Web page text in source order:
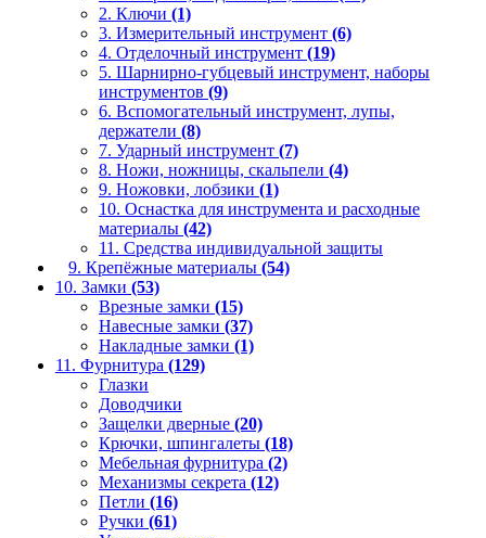
2. Ключи (1)
3. Измерительный инструмент (6)
4. Отделочный инструмент (19)
5. Шарнирно-губцевый инструмент, наборы
инструментов (9)
6. Вспомогательный инструмент, лупы,
держатели (8)
7. Ударный инструмент (7)
8. Ножи, ножницы, скальпели (4)
9. Ножовки, лобзики (1)
10. Оснастка для инструмента и расходные
материалы (42)
11. Средства индивидуальной защиты
9. Крепёжные материалы (54)
10. Замки (53)
Врезные замки (15)
Навесные замки (37)
Накладные замки (1)
11. Фурнитура (129)
Глазки
Доводчики
Защелки дверные (20)
Крючки, шпингалеты (18)
Мебельная фурнитура (2)
Механизмы секрета (12)
Петли (16)
Ручки (61)